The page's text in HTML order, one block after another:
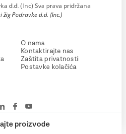
proizvode
d.d. (Inc) Sva prava pridržana
Podravke d.d. (Inc.)
O nama
Kontaktirajte nas
Zaštita privatnosti
Postavke kolačića